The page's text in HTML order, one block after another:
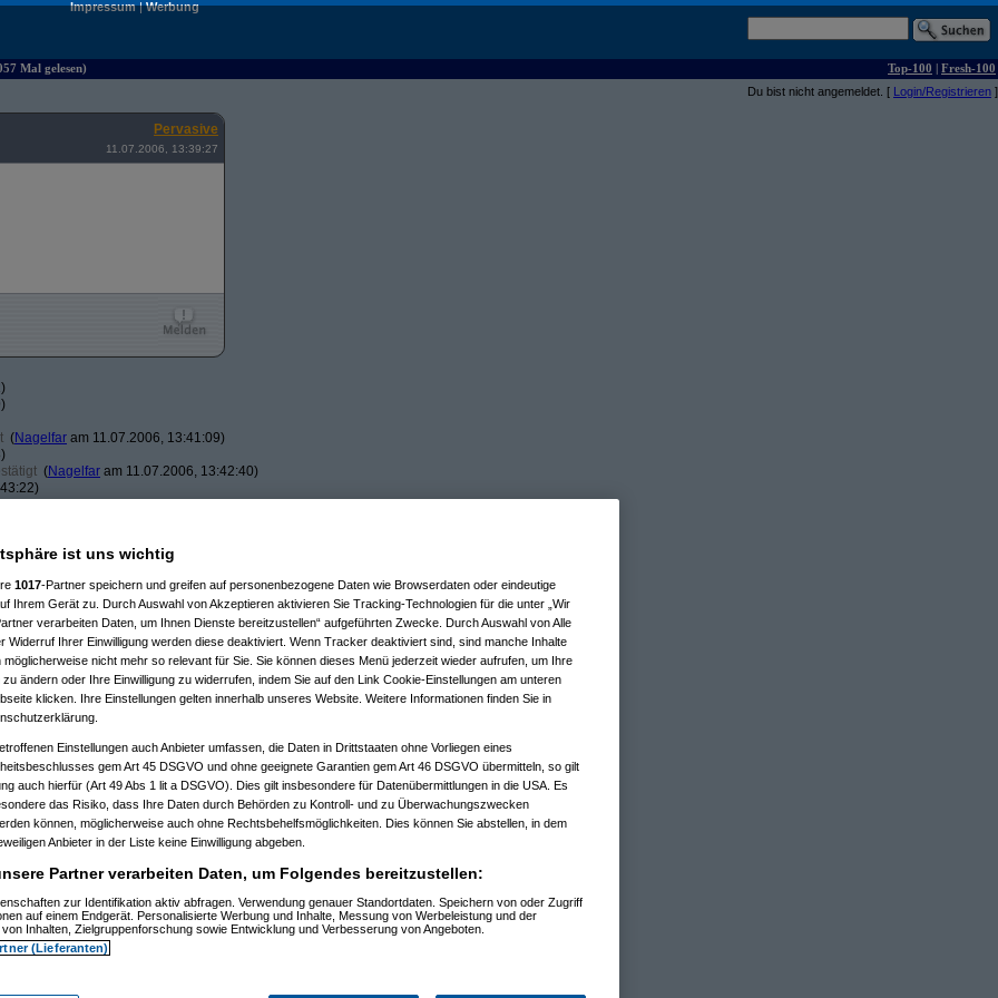
Impressum|Werbung
Mal gelesen) Top-100 | Fresh-100
Du bist nicht angemeldet. [ Login/Registrieren ]
Pervasive
11.07.2006, 13:39:27
(Nagelfar am 11.07.2006, 13:41:09)
(Nagelfar am 11.07.2006, 13:42:40)
19:18:26)
19:18:54)
19:19:51)
11.07.2006, 19:28:27)
19:20:36)
19:28:08)
11.07.2006, 19:32:39)
am 11.07.2006, 19:44:33)
am 11.07.2006, 19:46:14)
21:32:40)
21:33:48)
ist uns wichtig
1017-Partner speichern und greifen auf personenbezogene Daten wie Browserdaten oder eindeutige
Ihrem Gerät zu. Durch Auswahl von Akzeptieren aktivieren Sie Tracking-Technologien für die unter „Wir
verarbeiten Daten, um Ihnen Dienste bereitzustellen“ aufgeführten Zwecke. Durch Auswahl von Alle
Widerruf Ihrer Einwilligung werden diese deaktiviert. Wenn Tracker deaktiviert sind, sind manche Inhalte
möglicherweise nicht mehr so relevant für Sie. Sie können dieses Menü jederzeit wieder aufrufen, um Ihre
zu ändern oder Ihre Einwilligung zu widerrufen, indem Sie auf den Link Cookie-Einstellungen am unteren
klicken. Ihre Einstellungen gelten innerhalb unseres Website. Weitere Informationen finden Sie in
Einstellungen auch Anbieter umfassen, die Daten in Drittstaaten ohne Vorliegen eines
gem Art 45 DSGVO und ohne geeignete Garantien gem Art 46 DSGVO übermitteln, so gilt
auch hierfür (Art 49 Abs 1 lit a DSGVO). Dies gilt insbesondere für Datenübermittlungen in die USA. Es
das Risiko, dass Ihre Daten durch Behörden zu Kontroll- und zu Überwachungszwecken
können, möglicherweise auch ohne Rechtsbehelfsmöglichkeiten. Dies können Sie abstellen, in dem
Anbieter in der Liste keine Einwilligung abgeben.
Partner verarbeiten Daten, um Folgendes bereitzustellen:
zur Identifikation aktiv abfragen. Verwendung genauer Standortdaten. Speichern von oder Zugriff
auf einem Endgerät. Personalisierte Werbung und Inhalte, Messung von Werbeleistung und der
Inhalten, Zielgruppenforschung sowie Entwicklung und Verbesserung von Angeboten.
(Lieferanten)